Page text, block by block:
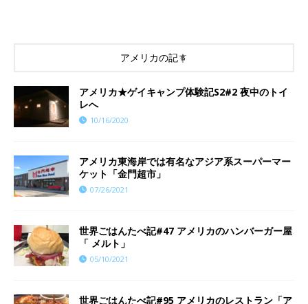
アメリカの記事
アメリカ★ゲイキャンプ体験記S2#2 夜中のトイ
レへ
10/16/2020
アメリカ東海岸では有名なアジア系スーパーマー
ケット「金門超市」
07/26/2021
世界ごはんたべ記#47 アメリカのハンバーガー屋
「 メルト」
05/10/2021
世界ごはんたべ記#95 アメリカのレストラン「ア